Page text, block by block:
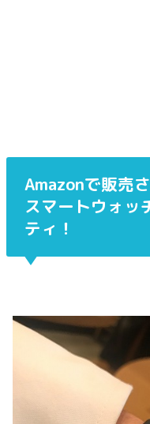
Amazonで販売
スマートウォッ
ティ！